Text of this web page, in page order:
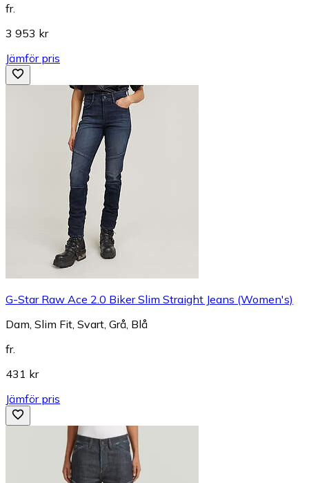
fr.
3 953 kr
Jämför pris
G-Star Raw Ace 2.0 Biker Slim Straight Jeans (Women's)
Dam, Slim Fit, Svart, Grå, Blå
fr.
431 kr
Jämför pris